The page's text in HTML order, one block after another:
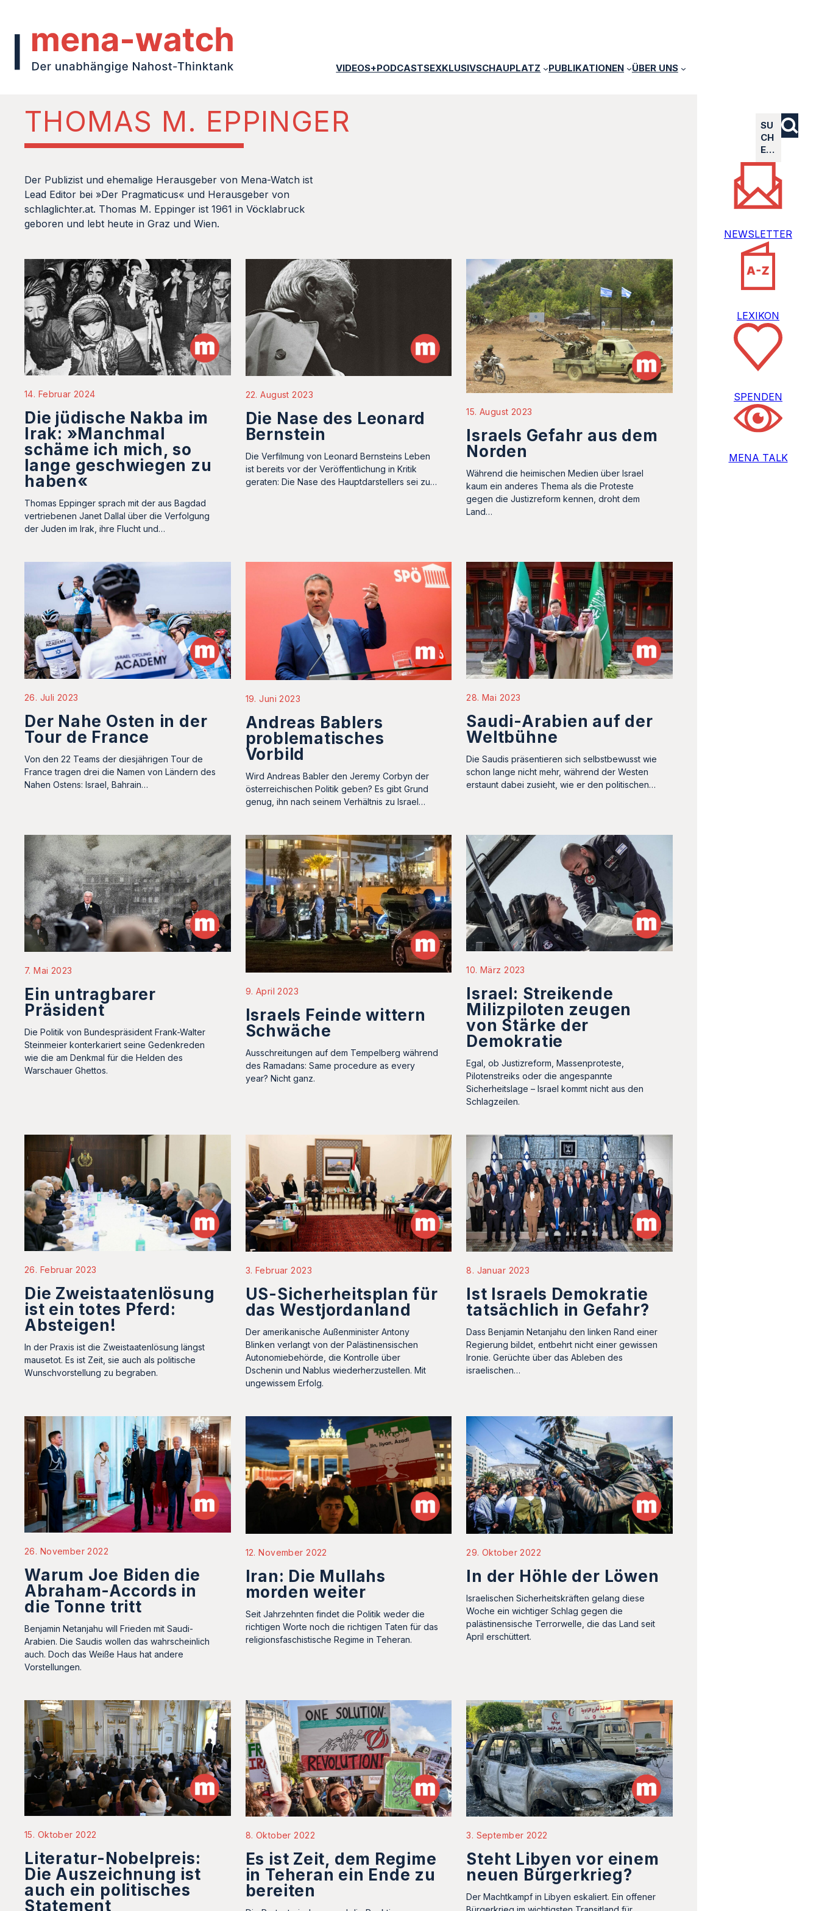
VIDEOS+PODCASTSEXKLUSIVSCHAUPLATZ PUBLIKATIONEN ÜBER UNS
THOMAS M. EPPINGER
Der Publizist und ehemalige Herausgeber von Mena-Watch ist
Lead Editor bei »Der Pragmaticus« und Herausgeber von
schlaglichter.at. Thomas M. Eppinger ist 1961 in Vöcklabruck
geboren und lebt heute in Graz und Wien.
14. Februar 2024
Die jüdische Nakba im
Irak: »Manchmal
schäme ich mich, so
lange geschwiegen zu
haben«
Thomas Eppinger sprach mit der aus Bagdad
vertriebenen Janet Dallal über die Verfolgung
der Juden im Irak, ihre Flucht und…
22. August 2023
Die Nase des Leonard
Bernstein
Die Verfilmung von Leonard Bernsteins Leben
ist bereits vor der Veröffentlichung in Kritik
geraten: Die Nase des Hauptdarstellers sei zu…
15. August 2023
Israels Gefahr aus dem
Norden
Während die heimischen Medien über Israel
kaum ein anderes Thema als die Proteste
gegen die Justizreform kennen, droht dem
Land…
26. Juli 2023
Der Nahe Osten in der
Tour de France
Von den 22 Teams der diesjährigen Tour de
France tragen drei die Namen von Ländern des
Nahen Ostens: Israel, Bahrain…
19. Juni 2023
Andreas Bablers
problematisches
Vorbild
Wird Andreas Babler den Jeremy Corbyn der
österreichischen Politik geben? Es gibt Grund
genug, ihn nach seinem Verhältnis zu Israel…
28. Mai 2023
Saudi-Arabien auf der
Weltbühne
Die Saudis präsentieren sich selbstbewusst wie
schon lange nicht mehr, während der Westen
erstaunt dabei zusieht, wie er den politischen…
7. Mai 2023
Ein untragbarer
Präsident
Die Politik von Bundespräsident Frank-Walter
Steinmeier konterkariert seine Gedenkreden
wie die am Denkmal für die Helden des
Warschauer Ghettos.
9. April 2023
Israels Feinde wittern
Schwäche
Ausschreitungen auf dem Tempelberg während
des Ramadans: Same procedure as every
year? Nicht ganz.
10. März 2023
Israel: Streikende
Milizpiloten zeugen
von Stärke der
Demokratie
Egal, ob Justizreform, Massenproteste,
Pilotenstreiks oder die angespannte
Sicherheitslage – Israel kommt nicht aus den
Schlagzeilen.
26. Februar 2023
Die Zweistaatenlösung
ist ein totes Pferd:
Absteigen!
In der Praxis ist die Zweistaatenlösung längst
mausetot. Es ist Zeit, sie auch als politische
Wunschvorstellung zu begraben.
3. Februar 2023
US-Sicherheitsplan für
das Westjordanland
Der amerikanische Außenminister Antony
Blinken verlangt von der Palästinensischen
Autonomiebehörde, die Kontrolle über
Dschenin und Nablus wiederherzustellen. Mit
ungewissem Erfolg.
8. Januar 2023
Ist Israels Demokratie
tatsächlich in Gefahr?
Dass Benjamin Netanjahu den linken Rand einer
Regierung bildet, entbehrt nicht einer gewissen
Ironie. Gerüchte über das Ableben des
israelischen…
26. November 2022
Warum Joe Biden die
Abraham-Accords in
die Tonne tritt
Benjamin Netanjahu will Frieden mit Saudi-
Arabien. Die Saudis wollen das wahrscheinlich
auch. Doch das Weiße Haus hat andere
Vorstellungen.
12. November 2022
Iran: Die Mullahs
morden weiter
Seit Jahrzehnten findet die Politik weder die
richtigen Worte noch die richtigen Taten für das
religionsfaschistische Regime in Teheran.
29. Oktober 2022
In der Höhle der Löwen
Israelischen Sicherheitskräften gelang diese
Woche ein wichtiger Schlag gegen die
palästinensische Terrorwelle, die das Land seit
April erschüttert.
15. Oktober 2022
Literatur-Nobelpreis:
Die Auszeichnung ist
auch ein politisches
Statement
8. Oktober 2022
Es ist Zeit, dem Regime
in Teheran ein Ende zu
bereiten
3. September 2022
Steht Libyen vor einem
neuen Bürgerkrieg?
Der Machtkampf in Libyen eskaliert. Ein offener
SU
CH
E…
NEWSLETTER
LEXIKON
SPENDEN
MENA TALK